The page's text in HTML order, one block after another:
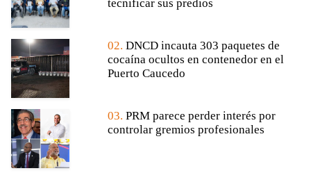
tecnificar sus predios
02. DNCD incauta 303 paquetes de
cocaína ocultos en contenedor en el
Puerto Caucedo
03. PRM parece perder interés por
controlar gremios profesionales